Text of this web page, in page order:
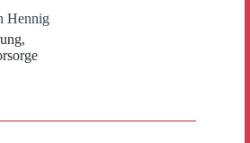
Hennig